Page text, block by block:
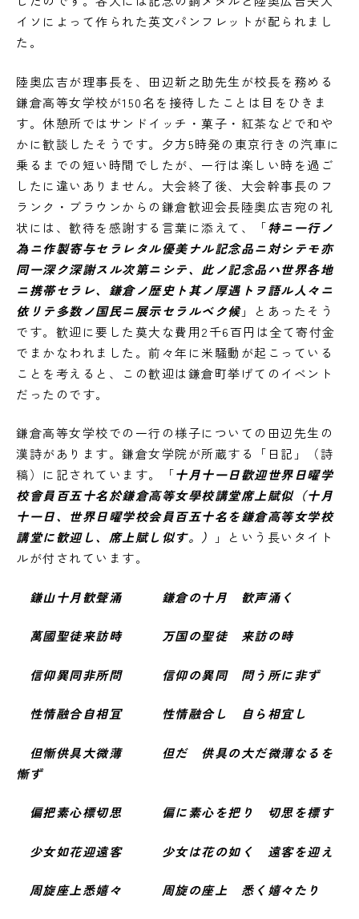
イソによって作られた英文パンフレットが配られまし
た。
陸奥広吉が理事長を、田辺新之助先生が校長を務める
鎌倉高等女学校が150名を接待したことは目をひきま
す。休憩所ではサンドイッチ・菓子・紅茶などで和や
かに歓談したそうです。夕方5時発の東京行きの汽車に
乗るまでの短い時間でしたが、一行は楽しい時を過ご
したに違いありません。大会終了後、大会幹事長のフ
ランク・ブラウンからの鎌倉歓迎会長陸奥広吉宛の礼
状には、歓待を感謝する言葉に添えて、「特ニ一行ノ
為ニ作製寄与セラレタル優美ナル記念品ニ対シテモ亦
同一深ク深謝スル次第ニシテ、此ノ記念品ハ世界各地
ニ携帯セラレ、鎌倉ノ歴史ト其ノ厚遇トヲ語ル人々ニ
依リテ多数ノ国民ニ展示セラルベク候」とあったそう
です。歓迎に要した莫大な費用2千6百円は全て寄付金
でまかなわれました。前々年に米騒動が起こっている
ことを考えると、この歓迎は鎌倉町挙げてのイベント
だったのです。
鎌倉高等女学校での一行の様子についての田辺先生の
漢詩があります。鎌倉女学院が所蔵する「日記」（詩
稿）に記されています。「十月十一日歡迎世界日曜学
校會員百五十名於鎌倉高等女學校講堂席上賦似（十月
十一日、世界日曜学校会員百五十名を鎌倉高等女学校
講堂に歓迎し、席上賦し似す。）
」という長いタイト
ルが付されています。
鎌山十月歓聲涌 鎌倉の十月 歓声涌く
萬國聖徒来訪時 万国の聖徒 来訪の時
信仰異同非所問 信仰の異同 問う所に非ず
性情融合自相冝 性情融合し 自ら相宜し
但慚供具大微薄 但だ 供具の大だ微薄なるを
慚ず
偏把素心標切思 偏に素心を把り 切思を標す
少女如花迎遠客 少女は花の如く 遠客を迎え
周旋座上悉嬉々 周旋の座上 悉く嬉々たり